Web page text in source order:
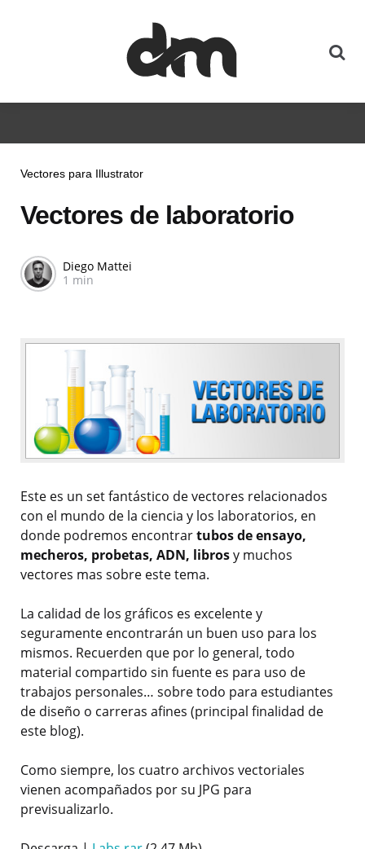
Vectores para Illustrator
Vectores de laboratorio
Diego Mattei
1 min
Este es un set fantástico de vectores relacionados
con el mundo de la ciencia y los laboratorios, en
donde podremos encontrartubos de ensayo,
mecheros, probetas, ADN, librosy muchos
vectores mas sobre este tema.
La calidad de los gráficos es excelente y
seguramente encontrarán un buen uso para los
mismos. Recuerden que por lo general, todo
material compartido sin fuente es para uso de
trabajos personales… sobre todo para estudiantes
de diseño o carreras afines (principal finalidad de
este blog).
Como siempre, los cuatro archivos vectoriales
vienen acompañados por su JPG para
previsualizarlo.